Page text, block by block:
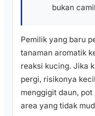
bukan
Pemilik yang baru
tanaman aromatik
reaksi kucing. Jika
pergi, risikonya
menggigit daun,
area yang tidak